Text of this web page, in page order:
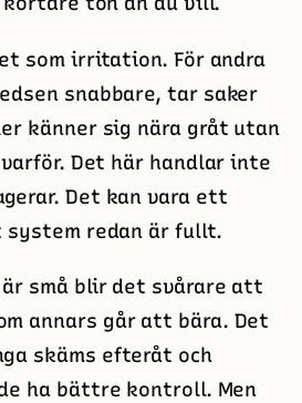
som irritation. För andra
snabbare, tar saker
känner sig nära gråt utan
Det här handlar inte
Det kan vara ett
redan är fullt.
små blir det svårare att
annars går att bära. Det
skäms efteråt och
ha bättre kontroll. Men